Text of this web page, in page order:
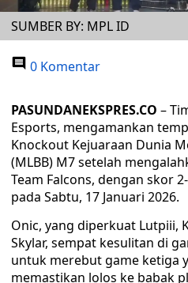
SUMBER BY: MPL ID
0 Komentar
PASUNDANEKSPRES.CO –
Esports, mengamankan
Knockout Kejuaraan Dunia
(MLBB) M7 setelah
Team Falcons, dengan skor
pada Sabtu, 17 Januari 2026.
Onic, yang diperkuat Lutpiii,
Skylar, sempat kesulitan di
untuk merebut game ketiga
memastikan lolos ke babak